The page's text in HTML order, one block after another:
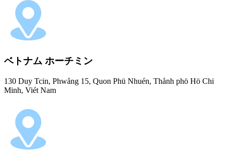
ベトナム ホーチミン
130 Duy Tcin, Phwång 15, Quon Phü Nhuén, Thånh phö Hö Chi
Minh, Viét Nam